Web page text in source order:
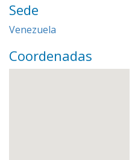
Sede
Venezuela
Coordenadas